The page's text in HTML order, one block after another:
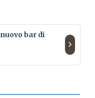
bar di
›